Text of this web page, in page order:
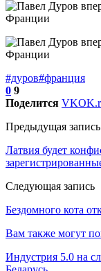
#дуров#франция
0 9
Поделится VK
Предыдущая запись
Латвия будет
Следующая запись
Бездомного кота
Вам также могут
Индустрия 5.0 на